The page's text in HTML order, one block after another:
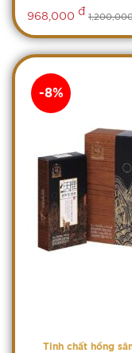
968,000 đ
Tinh chất hồng
-8%